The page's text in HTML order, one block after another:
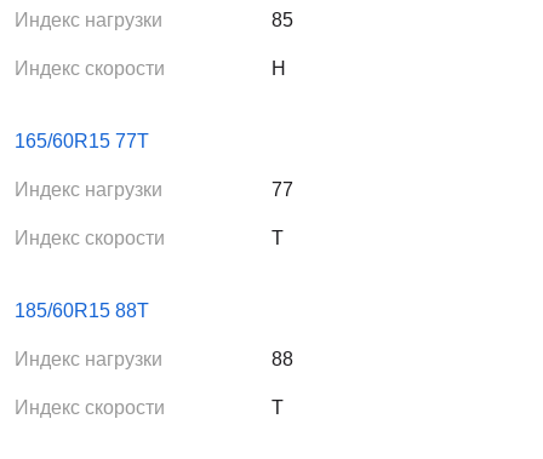
Индекс нагрузки 85
Индекс скорости H
165/60R15 77T
Индекс нагрузки 77
Индекс скорости T
185/60R15 88T
Индекс нагрузки 88
Индекс скорости T